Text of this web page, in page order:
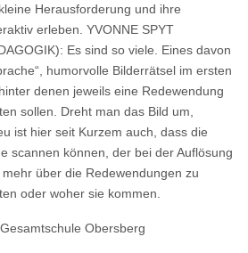
Herausforderung und ihre
erleben. YVONNE SPYT
Es sind so viele. Eines davon
humorvolle Bilderrätsel im ersten
denen jeweils eine Redewendung
sollen. Dreht man das Bild um,
ist hier seit Kurzem auch, dass die
scannen können, der bei der Auflösung
über die Redewendungen zu
oder woher sie kommen.
Obersberg